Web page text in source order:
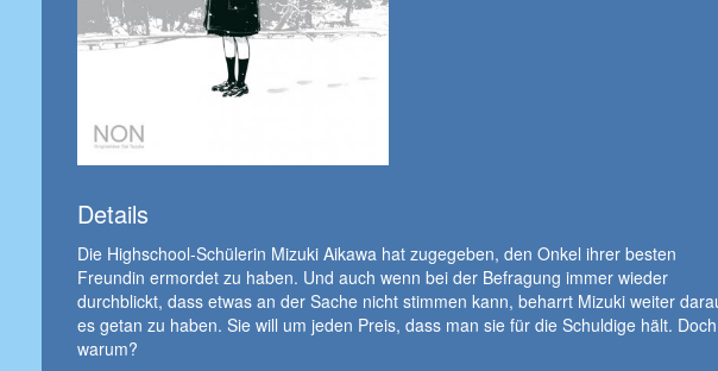
Details
Die Highschool-Schülerin Mizuki Aikawa hat zugegeben, den Onkel ihrer besten
Freundin ermordet zu haben. Und auch wenn bei der Befragung immer wieder
durchblickt, dass etwas an der Sache nicht stimmen kann, beharrt Mizuki weiter
es getan zu haben. Sie will um jeden Preis, dass man sie für die Schuldige hält. Doch
warum?